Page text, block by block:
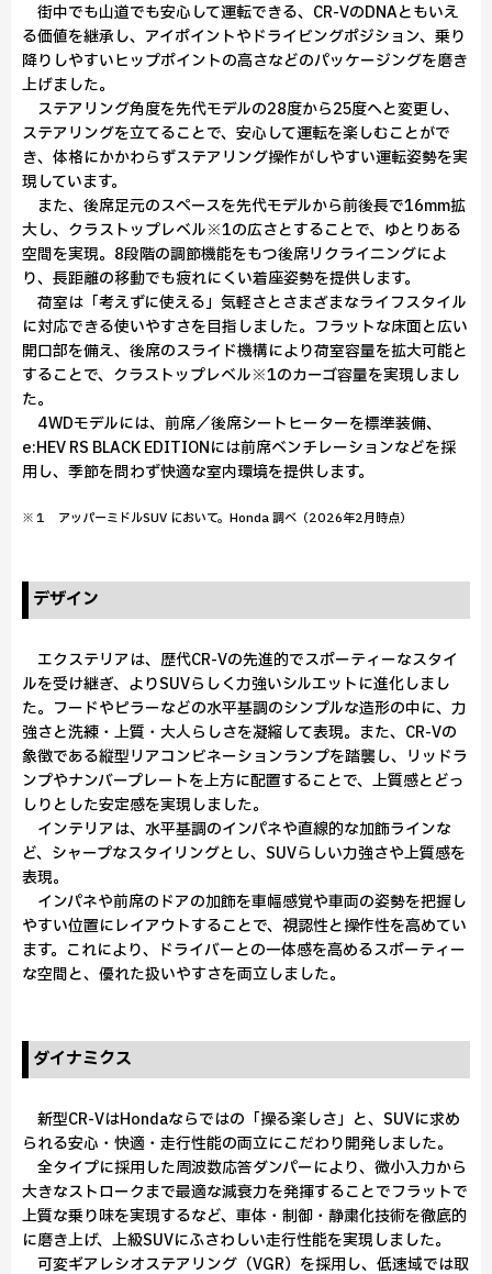
街中でも山道でも安心して運転できる、CR-VのDNAともいえ
る価値を継承し、アイポイントやドライビングポジション、乗り
降りしやすいヒップポイントの高さなどのパッケージングを磨き
上げました。
ステアリング角度を先代モデルの28度から25度へと変更し、
ステアリングを立てることで、安心して運転を楽しむことがで
き、体格にかかわらずステアリング操作がしやすい運転姿勢を実
現しています。
また、後席足元のスペースを先代モデルから前後長で16mm拡
大し、クラストップレベル※1の広さとすることで、ゆとりある
空間を実現。8段階の調節機能をもつ後席リクライニングによ
り、⾧距離の移動でも疲れにくい着座姿勢を提供します。
荷室は「考えずに使える」気軽さとさまざまなライフスタイル
に対応できる使いやすさを目指しました。フラットな床面と広い
開口部を備え、後席のスライド機構により荷室容量を拡大可能と
することで、クラストップレベル※1のカーゴ容量を実現しまし
た。
4WDモデルには、前席／後席シートヒーターを標準装備、
e:HEV RS BLACK EDITIONには前席ベンチレーションなどを採
用し、季節を問わず快適な室内環境を提供します。
※１ アッパーミドルSUV において。Honda 調べ（2026年2月時点）
デザイン
エクステリアは、歴代CR-Vの先進的でスポーティーなスタイ
ルを受け継ぎ、よりSUVらしく力強いシルエットに進化しまし
た。フードやピラーなどの水平基調のシンプルな造形の中に、力
強さと洗練・上質・大人らしさを凝縮して表現。また、CR-Vの
象徴である縦型リアコンビネーションランプを踏襲し、リッドラ
ンプやナンバープレートを上方に配置することで、上質感とどっ
しりとした安定感を実現しました。
インテリアは、水平基調のインパネや直線的な加飾ラインな
ど、シャープなスタイリングとし、SUVらしい力強さや上質感を
表現。
インパネや前席のドアの加飾を車幅感覚や車両の姿勢を把握し
やすい位置にレイアウトすることで、視認性と操作性を高めてい
ます。これにより、ドライバーとの一体感を高めるスポーティー
な空間と、優れた扱いやすさを両立しました。
ダイナミクス
新型CR-VはHondaならではの「操る楽しさ」と、SUVに求め
られる安心・快適・走行性能の両立にこだわり開発しました。
全タイプに採用した周波数応答ダンパーにより、微小入力から
大きなストロークまで最適な減衰力を発揮することでフラットで
上質な乗り味を実現するなど、車体・制御・静粛化技術を徹底的
に磨き上げ、上級SUVにふさわしい走行性能を実現しました。
可変ギアレシオステアリング（VGR）を採用し、低速域では取